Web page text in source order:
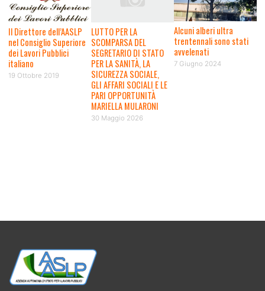
Il Direttore dell’AASLP
nel Consiglio Superiore
dei Lavori Pubblici
italiano
19 Ottobre 2019
LUTTO PER LA
SCOMPARSA DEL
SEGRETARIO DI STATO
PER LA SANITÀ, LA
SICUREZZA SOCIALE,
GLI AFFARI SOCIALI E LE
PARI OPPORTUNITÀ
MARIELLA MULARONI
30 Maggio 2026
Alcuni alberi ultra
trentennali sono stati
avvelenati
7 Giugno 2024